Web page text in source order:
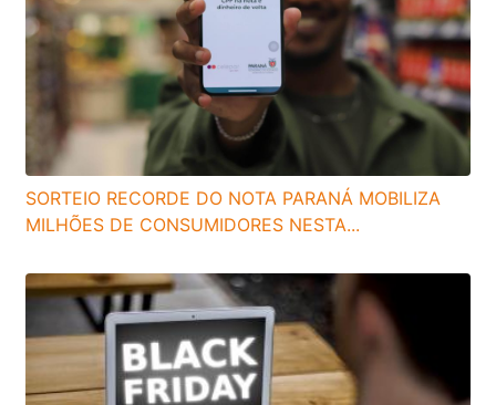
SORTEIO RECORDE DO NOTA PARANÁ MOBILIZA
MILHÕES DE CONSUMIDORES NESTA...